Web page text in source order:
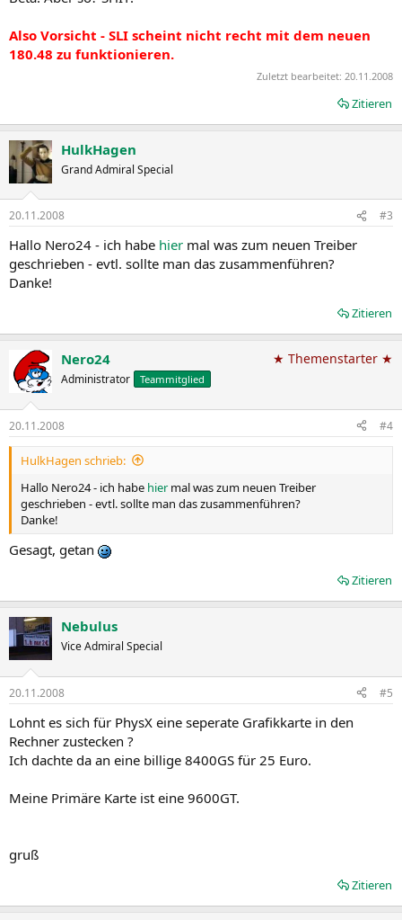
Also Vorsicht - SLI scheint nicht recht mit dem neuen
180.48 zu funktionieren.
Zuletzt bearbeitet: 20.11.2008
Zitieren
HulkHagen
Grand Admiral Special
20.11.2008 #3
Hallo Nero24 - ich habe hier mal was zum neuen Treiber
geschrieben - evtl. sollte man das zusammenführen?
Danke!
Zitieren
Nero24
Administrator Teammitglied
★ Themenstarter ★
20.11.2008 #4
HulkHagen schrieb:
Hallo Nero24 - ich habe hiermal was zum neuen Treiber
geschrieben - evtl. sollte man das zusammenführen?
Danke!
Gesagt, getan
Zitieren
Nebulus
Vice Admiral Special
20.11.2008 #5
Lohnt es sich für PhysX eine seperate Grafikkarte in den
Rechner zustecken ?
Ich dachte da an eine billige 8400GS für 25 Euro.
Meine Primäre Karte ist eine 9600GT.
gruß
Zitieren